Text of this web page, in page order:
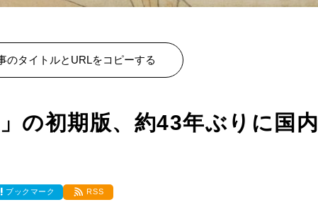
のタイトルとURLをコピーする
の初期版、約43年ぶりに国内
ブックマーク RSS